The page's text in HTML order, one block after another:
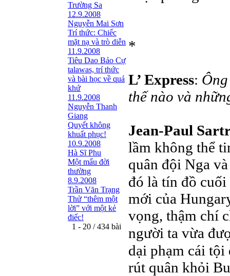
Trường Sa
12.9.2008
Nguyễn Mai Sơn
Trí thức: Chiếc
mặt nạ và trò diễn
11.9.2008
Tiêu Dao Bảo Cự
talawas, trí thức
và bài học về quá
khứ
11.9.2008
Nguyễn Thanh
Giang
Quyết không
khuất phục!
10.9.2008
Hà Sĩ Phu
Một mẩu đời
thường
8.9.2008
Trần Văn Trạng
Thử “thêm một
lời” với một kẻ
điếc!
1 - 20 / 434 bài
*
L’ Express:
thế nào và
Jean-Paul
lầm không thể
quân đội Nga
đó là tín đồ
mới của
vọng, thậm chí
người ta vừa
dại phạm cái tội
rút quân khỏi